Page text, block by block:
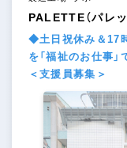
PALETTE（パレッ
◆土日祝休み＆17
を「福祉のお仕事
＜支援員募集＞